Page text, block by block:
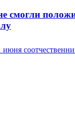
смогли